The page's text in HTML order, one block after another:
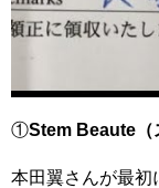
①Stem Beaute（
本田翼さんが最初